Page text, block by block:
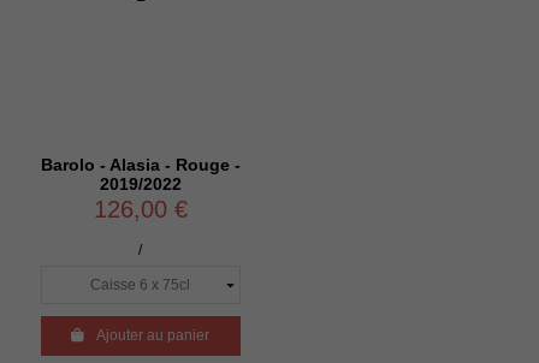
Barolo - Alasia - Rouge -
2019/2022
126,00 €
/
Ajouter au panier